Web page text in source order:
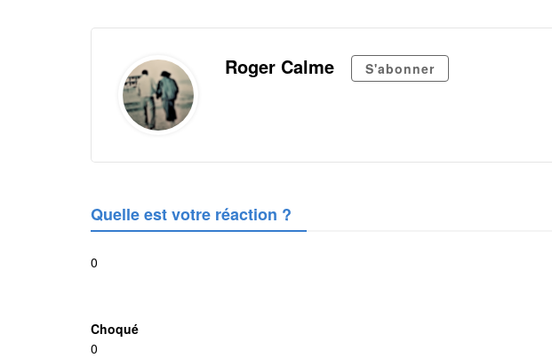
Roger Calme S'abonner
Quelle est votre réaction ?
0
Choqué
0